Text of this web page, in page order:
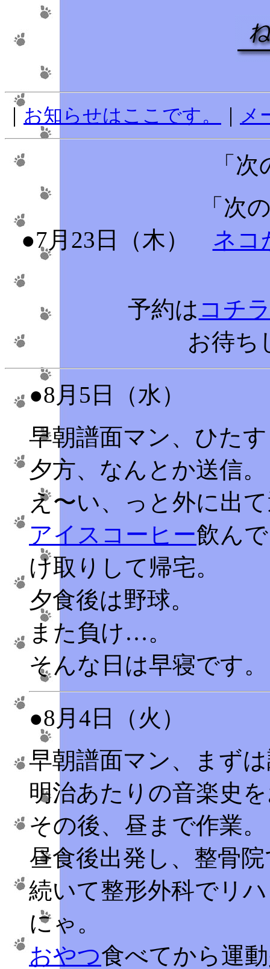
お知らせはここです。 メ
「
「次
●7月23日（木） ネコ
予約は コチ
お待ち
●8月5日（水）
早朝譜面マン、ひた
夕方、なんとか送信。
え〜い、っと外に出
アイスコーヒー飲ん
け取りして帰宅。
夕食後は野球。
また負け…。
そんな日は早寝です。
●8月4日（火）
早朝譜面マン、まず
明治あたりの音楽史
その後、昼まで作業。
昼食後出発し、整骨
続いて整形外科でリ
にゃ。
おやつ食べてから運